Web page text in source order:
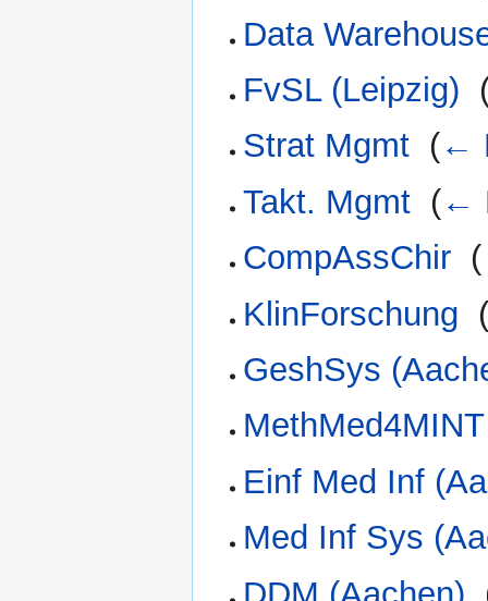
Data
FvSL (Leipzig)
Strat Mgmt (←
Takt. Mgmt (←
CompAssChir (
KlinForschung
GeshSys
Einf Med Inf
Med Inf Sys